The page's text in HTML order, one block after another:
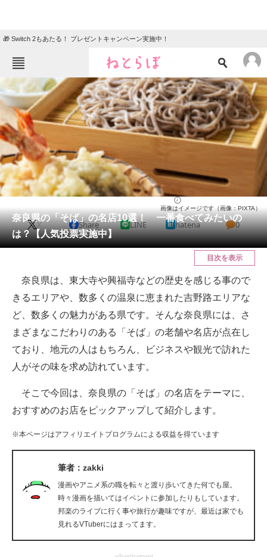
🎁 Switch 2もあたる！ プレゼントキャンペーン実施中！
ねとらぼメニュー
TOP ニュース
エンタメ クイズ
グルメ
住まい 教育・育児
動物 リサーチ
会員記事
メディア
ITの今と未来を見通す
スマホと通信の最新トレンド
進化するPCとデバイスの未来
好きが集まる 比べて選べる
ビジネスと働き方のヒント
経営リーダーのコミュニティ
マーケ×ITの今がよく分かる
ITエンジニア向け専門サイト
奈良県の「そば」の名店10選！ 一番食べてみたいの
は？【人気投票実施中】
画像はイメージです（画像：PIXTA）
X Share LINE hatena 0
目次を表示
奈良県は、東大寺や興福寺などの歴史を感じる事ので
きるエリアや、数多くの温泉に恵まれた吉野路エリアな
ど、数多くの魅力がある県です。そんな奈良県には、さ
まざまなこだわりのある「そば」の老舗や名店が点在し
ており、地元の人はもちろん、ビジネスや観光で訪れた
人がその味を求め訪れています。
そこで今回は、奈良県の「そば」の名店をテーマに、
おすすめのお店をピックアップして紹介します。
※本ページはアフィリエイトプログラムによる収益を得ています
筆者：zakki
漫画やアニメ系の職を転々と渡り歩いてきた何でも屋。
時々漫画を描いてはイベントに参加したりもしています。
邦楽のライブに行く事や旅行が趣味ですが、最近は家でも
見れるVTuberにはまってます。